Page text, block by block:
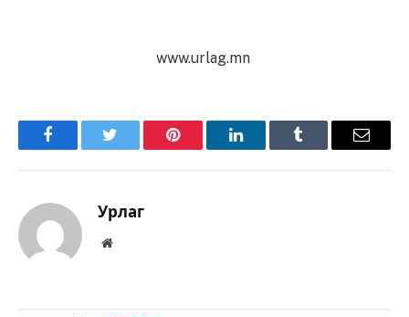
www.urlag.mn
FacebookTwitter Pinterest LinkedInTumblr Имэйл
Урлаг
Вэбсайт